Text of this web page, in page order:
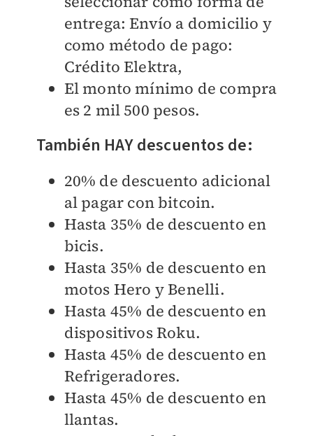
entrega: Envío a domicilio y
como método de pago:
Crédito Elektra,
El monto mínimo de compra
es 2 mil 500 pesos.
También HAY descuentos de:
20% de descuento adicional
al pagar con bitcoin.
Hasta 35% de descuento en
bicis.
Hasta 35% de descuento en
motos Hero y Benelli.
Hasta 45% de descuento en
dispositivos Roku.
Hasta 45% de descuento en
Refrigeradores.
Hasta 45% de descuento en
llantas.